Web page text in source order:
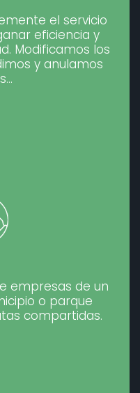
el servicio
eficiencia y
Modificamos los
y anulamos
empresas de un
o parque
compartidas.